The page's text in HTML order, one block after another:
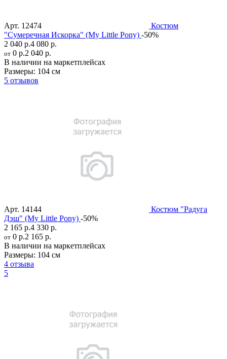
Арт. 12474
Костюм
"Сумеречная Искорка" (My Little Pony) -50%
2 040 р.4 080 р.
от 0 р.2 040 р.
В наличии на маркетплейсах
Размеры: 104 см
5 отзывов
Арт. 14144
Костюм "Радуга
Дэш" (My Little Pony) -50%
2 165 р.4 330 р.
от 0 р.2 165 р.
В наличии на маркетплейсах
Размеры: 104 см
4 отзыва
5